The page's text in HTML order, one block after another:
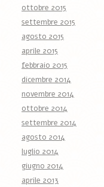
ottobre 2015
settembre 2015
agosto 2015
aprile 2015
febbraio 2015
dicembre 2014
novembre 2014
ottobre 2014
settembre 2014
agosto 2014
luglio 2014
giugno 2014
aprile 2013